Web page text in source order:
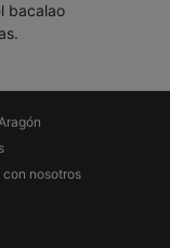
bacalao
con nosotros